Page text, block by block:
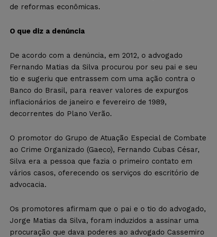
de reformas econômicas.
O que diz a denúncia
De acordo com a denúncia, em 2012, o advogado
Fernando Matias da Silva procurou por seu pai e seu
tio e sugeriu que entrassem com uma ação contra o
Banco do Brasil, para reaver valores de expurgos
inflacionários de janeiro e fevereiro de 1989,
decorrentes do Plano Verão.
O promotor do Grupo de Atuação Especial de Combate
ao Crime Organizado (Gaeco), Fernando Cubas César,
Silva era a pessoa que fazia o primeiro contato em
vários casos, oferecendo os serviços do escritório de
advocacia.
Os promotores afirmam que o pai e o tio do advogado,
Jorge Matias da Silva, foram induzidos a assinar uma
procuração que dava poderes ao advogado Cassemiro